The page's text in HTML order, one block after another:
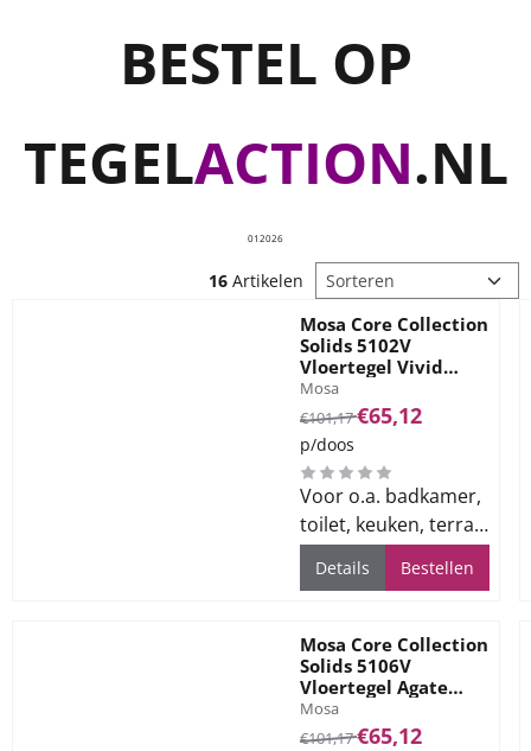
BESTEL OP
TEGELACTION.NL
012026
16 Artikelen Sorteermethode
Mosa Core Collection
Solids 5102V
Vloertegel Vivid
White 60x60
Merk:
Mosa
Van 101,17 voor 65,12
€101,17€65,12
p/doos
Voor o.a. badkamer,
toilet, keuken, terras
en bedrijfsvloeren
Details Bestellen
Mosa Core Collection
Solids 5106V
Vloertegel Agate
Grey 60x60
Merk:
Mosa
Van 101,17 voor 65,12
€101,17€65,12